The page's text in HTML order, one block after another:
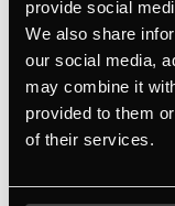
provide social
We also share
our social media,
may combine it
provided to them
of their services.